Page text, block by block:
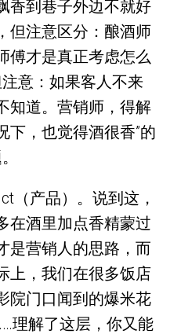
香到巷子外边不就好
但注意区分：酿酒师
傅才是真正考虑怎么
意：如果客人不来
知道。营销师，得解
下，也觉得酒很香”的
（产品）。说到这，
在酒里加点香精蒙过
是营销人的思路，而
上，我们在很多饭店
院门口闻到的爆米花
理解了这层，你又能